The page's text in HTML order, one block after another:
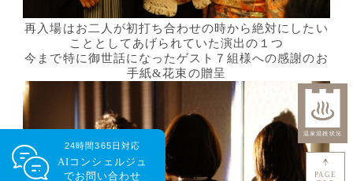
再入場はお二人が初打ち合わせの時から絶対にしたい
こととしてあげられていた演出の１つ
今まで特に御世話になったゲスト７組様への感謝のお
手紙&花束の贈呈
PAGE
24時間365日対応
AIコンシェルジュ
でお問い合わせ